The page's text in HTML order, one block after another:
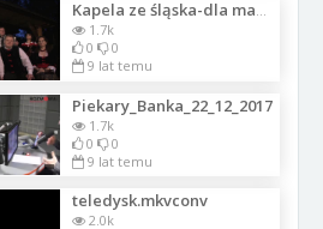
Kapela ze śląska-dla mamy 2
1.7k
0
0
9 lat temu
Piekary_Banka_22_12_2017
1.7k
0
0
9 lat temu
teledysk.mkvconv
2.0k